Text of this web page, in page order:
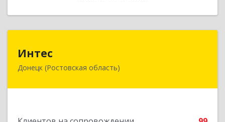
Интес
Донецк (Ростовская область)
346330, Ростовская обл, Донецк г, 60-й кв-л,